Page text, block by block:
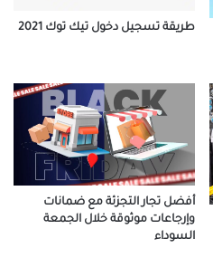
طريقة تسجيل دخول تيك توك 2021
أفضل تجار التجزئة مع ضمانات
وإرجاعات موثوقة خلال الجمعة
السوداء